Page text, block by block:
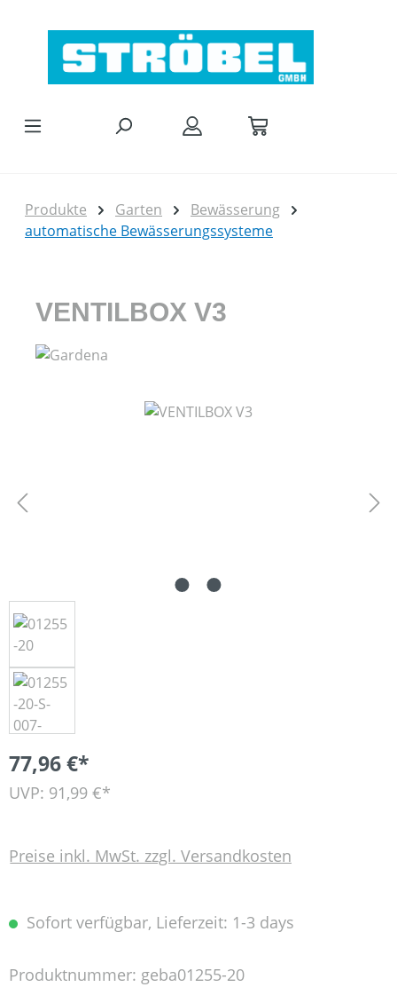
Produkte Garten
Bewässerung
automatische Bewässerungssysteme
VENTILBOX V3
Bildergalerie überspringen
77,96 €*
UVP: 91,99 €*
Preise inkl. MwSt. zzgl. Versandkosten
Sofort verfügbar, Lieferzeit: 1-3 days
Produktnummer: geba01255-20